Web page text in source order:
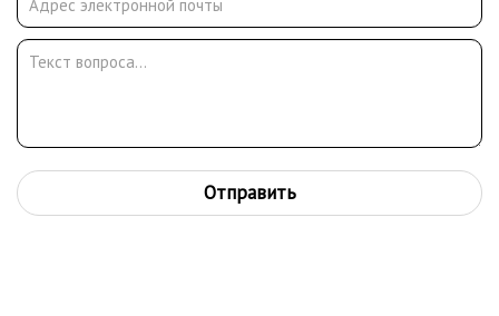
Отправить